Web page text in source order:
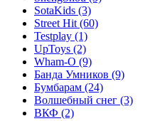
SotaKids (3)
Street Hit (60)
Testplay (1)
UpToys (2)
Wham-O (9)
Банда Умников (9)
Бумбарам (24)
Волшебный снег (3)
ВКФ (2)